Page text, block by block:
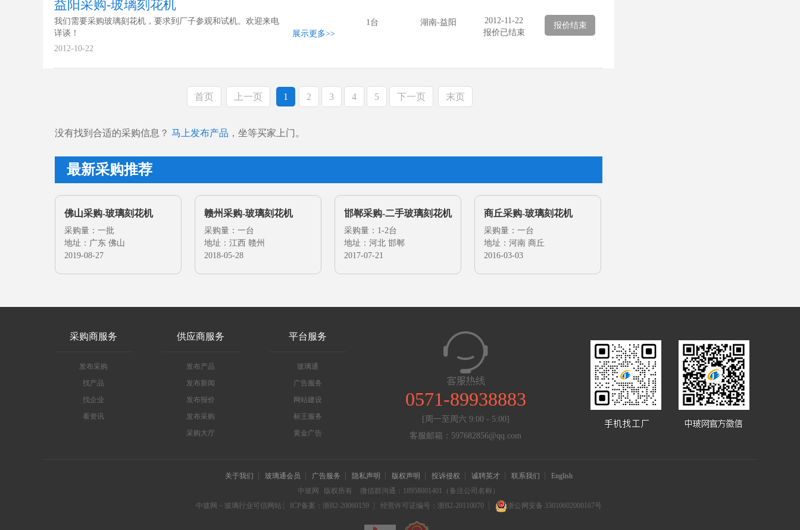
益阳采购-玻璃刻花机
我们需要采购玻璃刻花机，要求到厂子参观和试机。欢迎来电
详谈！
展示更多>>
2012-10-22
1台 湖南-益阳
2012-11-22
报价已结束
报价结束
首页 上一页 1 2 3 4 5 下一页 末页
没有找到合适的采购信息？ 马上发布产品 ，坐等买家上门。
最新采购推荐
佛山采购-玻璃刻花机
采购量：一批
地址：广东 佛山
2019-08-27
赣州采购-玻璃刻花机
采购量：一台
地址：江西 赣州
2018-05-28
邯郸采购-二手玻璃刻花机
采购量：1-2台
地址：河北 邯郸
2017-07-21
商丘采购-玻璃刻花机
采购量：一台
地址：河南 商丘
2016-03-03
采购商服务
发布采购
找产品
找企业
看资讯
供应商服务
发布产品
发布新闻
发布报价
发布采购
采购大厅
平台服务
玻璃通
广告服务
网站建设
标王服务
黄金广告
0571-89938883
[周一至周六 9:00 - 5:00]
客服邮箱：597682856@qq.com
关于我们 玻璃通会员 广告服务 隐私声明 版权声明 投诉侵权 诚聘英才 联系我们
English
中玻网
版权所有
微信群沟通：18958001401（备注公司名称）
中玻网－玻璃行业可信网站
ICP备案：浙B2-20060159 经营许可证编号：浙B2-20110070 浙公网安备 33010602000167号